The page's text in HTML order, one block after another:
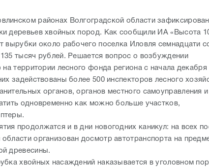
районах Волгоградской области
деревьев хвойных пород. Как сообщили ИА «Высота
вырубки около рабочего поселка Иловля семнадцати
тысяч рублей. Решается вопрос о возбуждении
на территории лесного фонда региона с начала декабря
задействованы более 500 инспекторов лесного
органов, органов местного самоуправления и
одновременно как можно больше участков,
продолжатся и в дни новогодних каникул: на всех
организован досмотр автотранспорта на
древесины.
хвойных насаждений наказывается в уголовном